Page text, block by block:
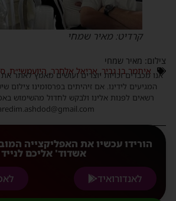
קרדיט: מאיר שמחי
מאיר שמחי
איתמר בן גביר,אריאל אלחרר,היועמשי״ת,
אנו מכבדים זכויות יוצרים ועושים מאמץ לאתר את
המגיעים לידינו. אם זיהיתים בפרסומינו צילום שיש
רשאים לפנות אלינו ולבקש לחדול מהשימוש
haredim.ashdod@gmail.com
הורידו עכשיו את האפליקצייה
אשדוד' אליכם לנייד
לאנדורואיד
לאפל